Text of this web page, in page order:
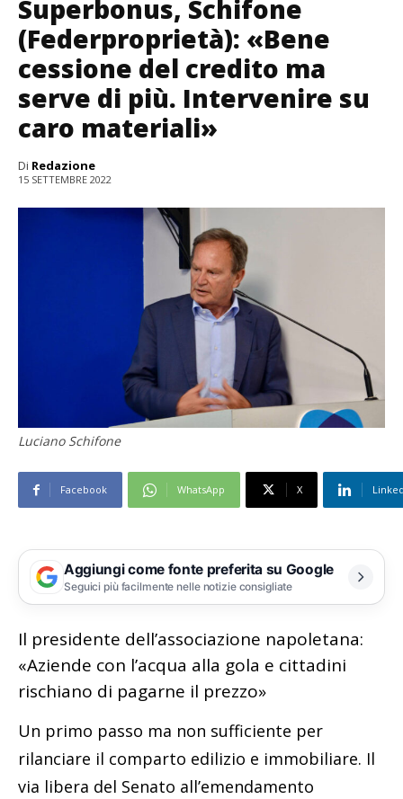
Superbonus, Schifone
(Federproprietà): «Bene
cessione del credito ma
serve di più. Intervenire su
caro materiali»
Di Redazione
15 SETTEMBRE 2022
Luciano Schifone
Facebook WhatsApp X
Aggiungi come fonte preferita su Google
Seguici più facilmente nelle notizie consigliate
Il presidente dell’associazione napoletana:
«Aziende con l’acqua alla gola e cittadini
rischiano di pagarne il prezzo»
Un primo passo ma non sufficiente per
rilanciare il comparto edilizio e immobiliare. Il
via libera del Senato all’emendamento